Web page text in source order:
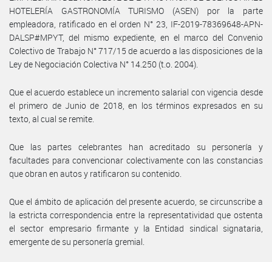
HOTELERÍA GASTRONOMÍA TURISMO (ASEN) por la parte
empleadora, ratificado en el orden N° 23, IF-2019-78369648-APN-
DALSP#MPYT, del mismo expediente, en el marco del Convenio
Colectivo de Trabajo N° 717/15 de acuerdo a las disposiciones de la
Ley de Negociación Colectiva N° 14.250 (t.o. 2004).
Que el acuerdo establece un incremento salarial con vigencia desde
el primero de Junio de 2018, en los términos expresados en su
texto, al cual se remite.
Que las partes celebrantes han acreditado su personería y
facultades para convencionar colectivamente con las constancias
que obran en autos y ratificaron su contenido.
Que el ámbito de aplicación del presente acuerdo, se circunscribe a
la estricta correspondencia entre la representatividad que ostenta
el sector empresario firmante y la Entidad sindical signataria,
emergente de su personería gremial.